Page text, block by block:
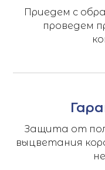
Приедем с
проведем
Защита от
выцветания